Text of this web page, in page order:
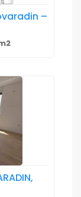
–